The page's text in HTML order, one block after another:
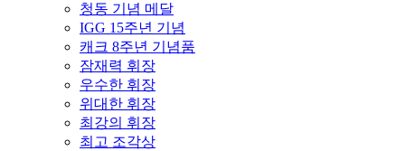
청동 기념 메달
IGG 15주년 기념
캐크 8주년 기념품
잠재력 휘장
우수한 휘장
위대한 휘장
최강의 휘장
최고 조각상